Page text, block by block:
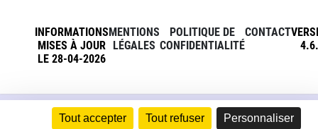
Tout accepter Tout refuser Personnaliser
INFORMATIONS
MISES À JOUR
LE 28-04-2026
MENTIONS
LÉGALES
POLITIQUE DE
CONFIDENTIALITÉ
CONTACT